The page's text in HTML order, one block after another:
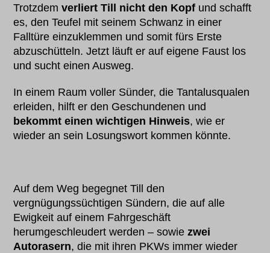
Trotzdemverliert Till nicht den Kopf und schafft
es, den Teufel mit seinem Schwanz in einer
Falltüre einzuklemmen und somit fürs Erste
abzuschütteln. Jetzt läuft er auf eigene Faust los
und sucht einen Ausweg.
In einem Raum voller Sünder, die Tantalusqualen
erleiden, hilft er den Geschundenen und
bekommt einen wichtigen Hinweis, wie er
wieder an sein Losungswort kommen könnte.
Auf dem Weg begegnet Till den
vergnügungssüchtigen Sündern, die auf alle
Ewigkeit auf einem Fahrgeschäft
herumgeschleudert werden – sowiezwei
Autorasern, die mit ihren PKWs immer wieder